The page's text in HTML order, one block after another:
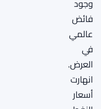
وجود
فائض
عالمي
في
العرض.
انهارت
أسعار